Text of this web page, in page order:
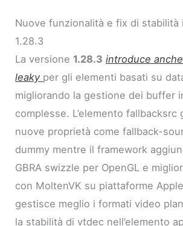
Nuove funzionalità e fix di stabilità
1.28.3
La versione 1.28.3 introduce
leaky per gli elementi basati su
migliorando la gestione dei buffer
complesse. L’elemento fallbacksrc
nuove proprietà come fallback-
dummy mentre il framework
GBRA swizzle per OpenGL e
con MoltenVK su piattaforme
gestisce meglio i formati video
la stabilità di vtdec nell’elemento